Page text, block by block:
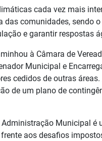
cada vez mais
das comunidades, sendo
e garantir respostas
à Câmara de
Municipal e
cedidos de outras
de um plano de
Municipal é
aos desafios